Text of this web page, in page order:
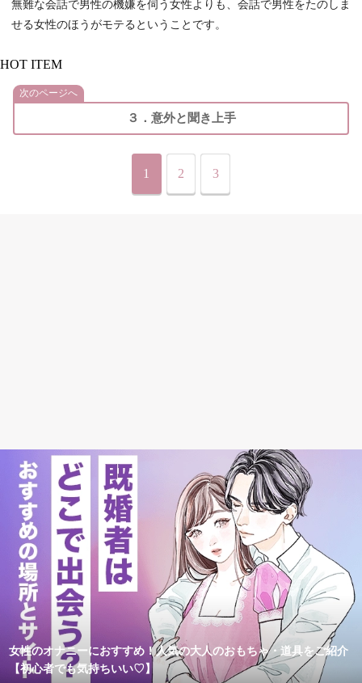
無難な会話で男性の機嫌を伺う女性よりも、会話で男性をたのしま
せる女性のほうがモテるということです。
HOT ITEM
次のページへ
３．意外と聞き上手
1 2 3
女性のオナニーにおすすめ！人気の大人のおもちゃ・道具をご紹介
【初心者でも気持ちいい♡】